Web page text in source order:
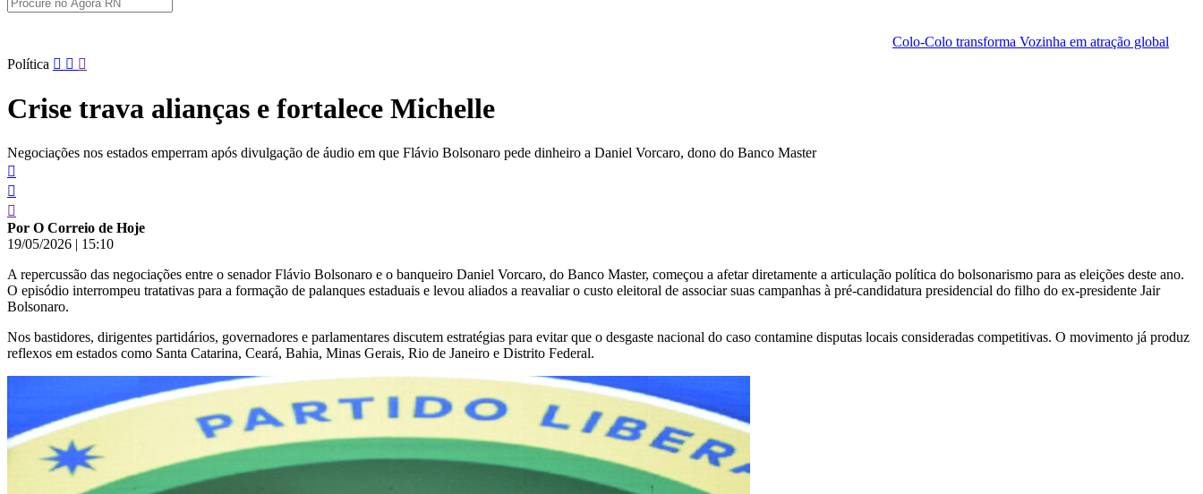
Colo-Colo transforma Vozinha em atração global
Homem é
Pular
conteúdo
Política
Crise trava alianças e fortalece Michelle
Negociações nos estados emperram após divulgação de áudio em que Flávio Bolsonaro pede dinheiro a Daniel Vorcaro, dono do Banco Master
Por O Correio de Hoje
19/05/2026 | 15:10
A repercussão das negociações entre o senador Flávio Bolsonaro e o banqueiro Daniel Vorcaro, do Banco Master, começou a afetar diretamente a articulação política do bolsonarismo para as eleições deste ano.
O episódio interrompeu tratativas para a formação de palanques estaduais e levou aliados a reavaliar o custo eleitoral de associar suas campanhas à pré-candidatura presidencial do filho do ex-presidente Jair
Bolsonaro.
Nos bastidores, dirigentes partidários, governadores e parlamentares discutem estratégias para evitar que o desgaste nacional do caso contamine disputas locais consideradas competitivas. O movimento já produz
reflexos em estados como Santa Catarina, Ceará, Bahia, Minas Gerais, Rio de Janeiro e Distrito Federal.